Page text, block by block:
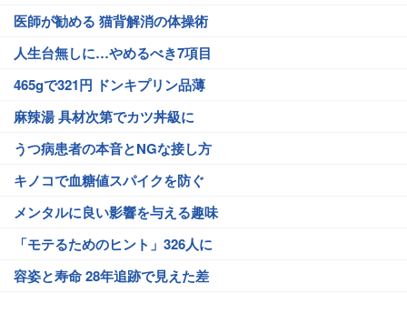
医師が勧める 猫背解消の体操術
人生台無しに…やめるべき7項目
465gで321円 ドンキプリン品薄
麻辣湯 具材次第でカツ丼級に
うつ病患者の本音とNGな接し方
キノコで血糖値スパイクを防ぐ
メンタルに良い影響を与える趣味
「モテるためのヒント」326人に
容姿と寿命 28年追跡で見えた差